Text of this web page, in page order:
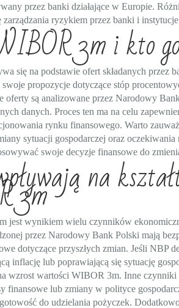
przez banki działające w Europie.
ryzykiem przez banki i
3m i kto
się na podstawie ofert składanych przez
propozycje dotyczące stóp
oferty są analizowane przez Narodowy
danych. Proces ten ma na celu
rynku finansowego. Warto
sytuacji gospodarczej oraz
swoje decyzje finansowe do
na
3m
jest wynikiem wielu czynników
przez Narodowy Bank Polski mają
dotyczące przyszłych zmian. Jeśli NBP
inflację lub poprawiającą się sytuację
wzrost wartości WIBOR 3m. Inne
finansowe lub zmiany w polityce
do udzielania pożyczek.